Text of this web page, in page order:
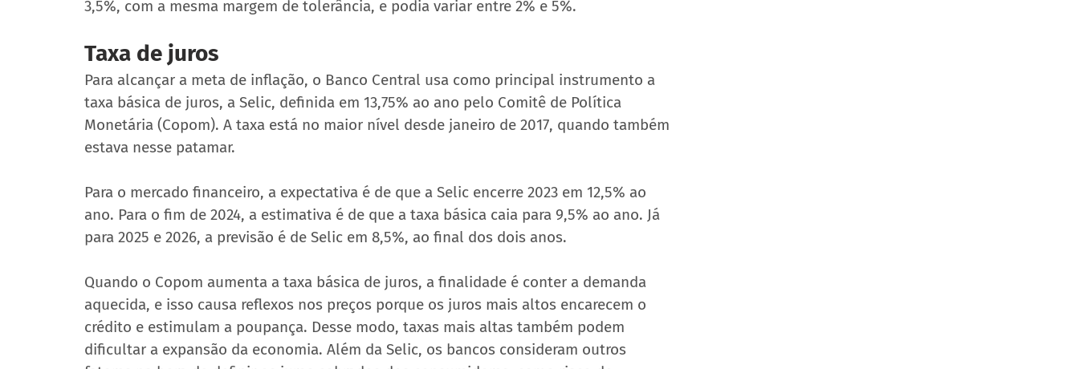
3,5%, com a mesma margem de tolerância, e podia variar entre 2% e 5%.
Taxa de juros
Para alcançar a meta de inflação, o Banco Central usa como principal instrumento a
taxa básica de juros, a Selic, definida em 13,75% ao ano pelo Comitê de Política
Monetária (Copom). A taxa está no maior nível desde janeiro de 2017, quando também
estava nesse patamar.
Para o mercado financeiro, a expectativa é de que a Selic encerre 2023 em 12,5% ao
ano. Para o fim de 2024, a estimativa é de que a taxa básica caia para 9,5% ao ano. Já
para 2025 e 2026, a previsão é de Selic em 8,5%, ao final dos dois anos.
Quando o Copom aumenta a taxa básica de juros, a finalidade é conter a demanda
aquecida, e isso causa reflexos nos preços porque os juros mais altos encarecem o
crédito e estimulam a poupança. Desse modo, taxas mais altas também podem
dificultar a expansão da economia. Além da Selic, os bancos consideram outros